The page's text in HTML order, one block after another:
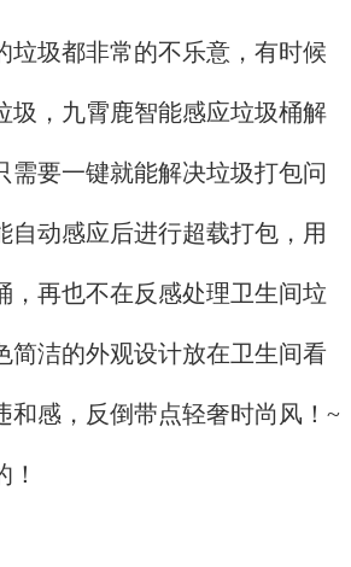
垃圾都非常的不乐意，有时候
圾，九霄鹿智能感应垃圾桶解
需要一键就能解决垃圾打包问
自动感应后进行超载打包，用
，再也不在反感处理卫生间垃
简洁的外观设计放在卫生间看
和感，反倒带点轻奢时尚风！~